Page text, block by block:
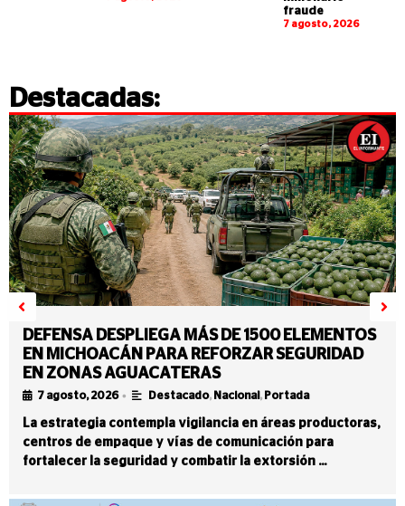
fraude
7 agosto, 2026
Destacadas:
DEFENSA DESPLIEGA MÁS DE 1500 ELEMENTOS
EN MICHOACÁN PARA REFORZAR SEGURIDAD
EN ZONAS AGUACATERAS
7 agosto, 2026 • Destacado, Nacional , Portada
La estrategia contempla vigilancia en áreas productoras,
centros de empaque y vías de comunicación para
fortalecer la seguridad y combatir la extorsión …